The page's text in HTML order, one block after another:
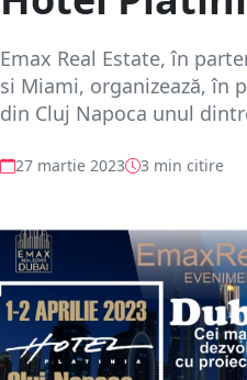
Emax Real Estate, în
si Miami, organizează, în
din Cluj Napoca unul
27 martie 2023 3 min citire